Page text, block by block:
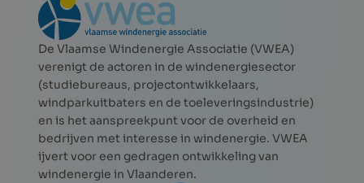
De Vlaamse Windenergie Associatie (VWEA)
verenigt de actoren in de windenergiesector
(studiebureaus, projectontwikkelaars,
windparkuitbaters en de toeleveringsindustrie)
en is het aanspreekpunt voor de overheid en
bedrijven met interesse in windenergie. VWEA
ijvert voor een gedragen ontwikkeling van
windenergie in Vlaanderen.